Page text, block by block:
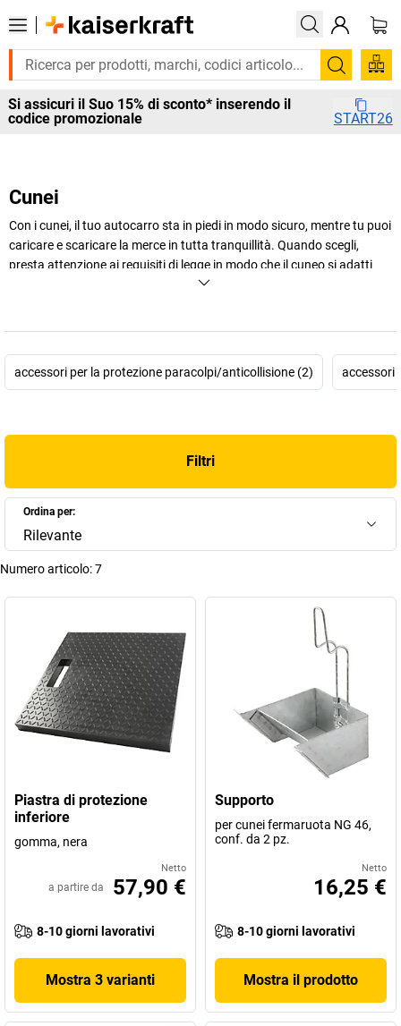
Cerca
Si assicuri il Suo 15% di sconto* inserendo il
codice promozionale
START26
Cunei
Con i cunei, il tuo autocarro sta in piedi in modo sicuro, mentre tu puoi
caricare e scaricare la merce in tutta tranquillità. Quando scegli,
presta attenzione ai requisiti di legge in modo che il cuneo si adatti
accessori per la protezione paracolpi/anticollisione (2) accessori
Filtri
Ordina per:
Rilevante
Numero articolo:7
Piastra di protezione
inferiore
gomma, nera
Netto
a partire da 57,90 €
8-10 giorni lavorativi
Mostra 3 varianti
Supporto
per cunei fermaruota NG 46,
conf. da 2 pz.
Netto
16,25 €
8-10 giorni lavorativi
Mostra il prodotto